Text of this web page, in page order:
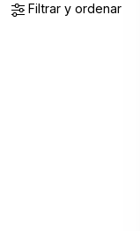
Filtrar y ordenar